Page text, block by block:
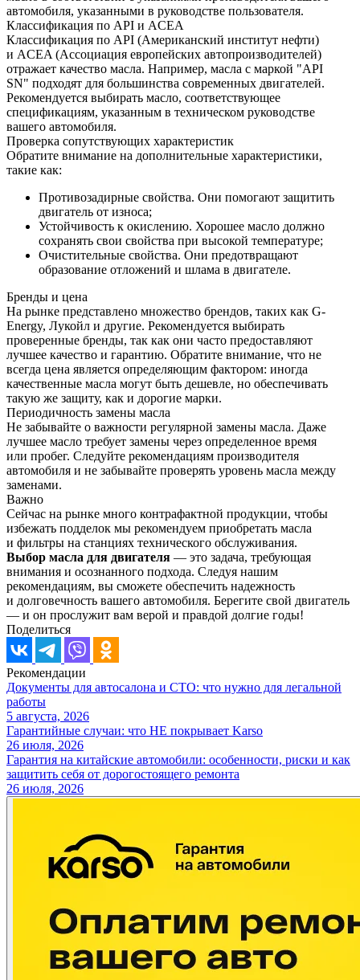
автомобиля, указанными в руководстве пользователя.
Классификация по API и ACEA
Классификация по API (Американский институт нефти)
и ACEA (Ассоциация европейских автопроизводителей)
отражает качество масла. Например, масла с маркой "API
SN" подходят для большинства современных двигателей.
Рекомендуется выбирать масло, соответствующее
спецификациям, указанным в техническом руководстве
вашего автомобиля.
Проверка сопутствующих характеристик
Обратите внимание на дополнительные характеристики,
такие как:
Противозадирные свойства. Они помогают защитить
двигатель от износа;
Устойчивость к окислению. Хорошее масло должно
сохранять свои свойства при высокой температуре;
Очистительные свойства. Они предотвращают
образование отложений и шлама в двигателе.
Бренды и цена
На рынке представлено множество брендов, таких как G-
Energy, Лукойл и другие. Рекомендуется выбирать
проверенные бренды, так как они часто предоставляют
лучшее качество и гарантию. Обратите внимание, что не
всегда цена является определяющим фактором: иногда
качественные масла могут быть дешевле, но обеспечивать
такую же защиту, как и дорогие марки.
Периодичность замены масла
Не забывайте о важности регулярной замены масла. Даже
лучшее масло требует замены через определенное время
или пробег. Следуйте рекомендациям производителя
автомобиля и не забывайте проверять уровень масла между
заменами.
Важно
Сейчас на рынке много контрафактной продукции, чтобы
избежать подделок мы рекомендуем приобретать масла
и фильтры на станциях технического обслуживания.
Выбор масла для двигателя — это задача, требующая
внимания и осознанного подхода. Следуя нашим
рекомендациям, вы сможете обеспечить надежность
и долговечность вашего автомобиля. Берегите свой двигатель
— и он прослужит вам верой и правдой долгие годы!
Поделиться
Рекомендации
Документы для автосалона и СТО: что нужно для легальной
работы
5 августа, 2026
Гарантийные случаи: что НЕ покрывает Karso
26 июля, 2026
Гарантия на китайские автомобили: особенности, риски и как
защитить себя от дорогостоящего ремонта
26 июля, 2026